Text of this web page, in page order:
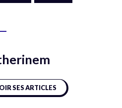
SES ARTICLES